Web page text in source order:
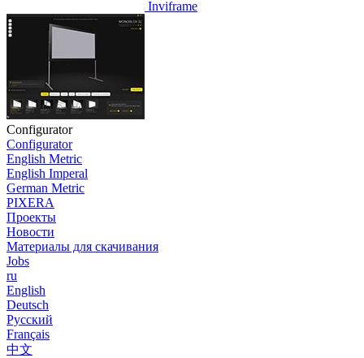
Inviframe
Configurator
Configurator
English Metric
English Imperal
German Metric
PIXERA
Проекты
Новости
Материалы для скачивания
Jobs
ru
English
Deutsch
Pусский
Français
中文